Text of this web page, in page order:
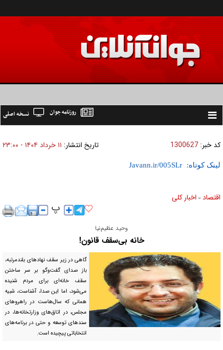
Toggle
نسخه اصلی روزنامه جوان
کد خبر: 1300627 تاریخ انتشار: ۱۱ خرداد ۱۴۰۴ - ۲۳:۰۰
لینک کوتاه:
اقتصاد » اخبار کلی
وحید عظیم‌نیا
خانه بی‌سقف قانون!
گاهی در زیر سقف نهاد‌های بلندمرتبه،
باز صدای گفت‌و‌گو بر سر ساختن
سقف خانه‌ای برای مردم شنیده
می‌شود، اما این صدا، آشناست، شبیه
همانی که سال‌هاست در راهرو‌های
مجلس، در اتاق‌های وزارتخانه‌ها، در
سند‌های توسعه و حتی در برنامه‌های
انتخاباتی پیچیده است.